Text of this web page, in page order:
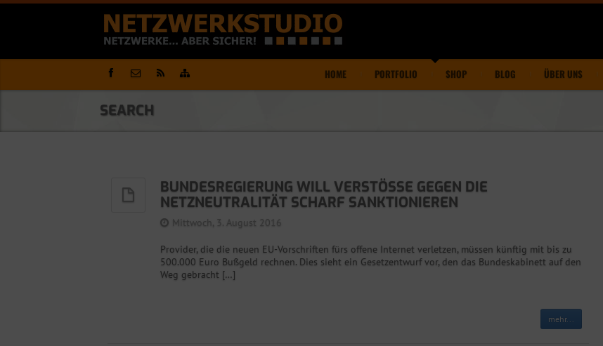
HOME PORTFOLIO SHOP BLOG ÜBER UNS
SEARCH
BUNDESREGIERUNG WILL VERSTÖSSE GEGEN DIE N
ETZNEUTRALITÄT SCHARF SANKTIONIEREN
Mittwoch, 3. August 2016
Provider, die die neuen EU-Vorschriften fürs offene Internet verletzen, müssen künftig mit bis zu
500.000 Euro Bußgeld rechnen. Dies sieht ein Gesetzentwurf vor, den das Bundeskabinett auf den
Weg gebracht […]
mehr...